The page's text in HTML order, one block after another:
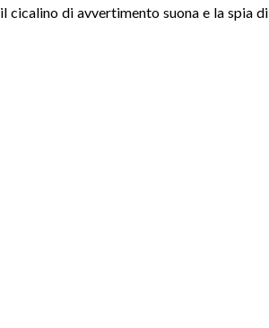
cicalino di avvertimento suona e la spia di